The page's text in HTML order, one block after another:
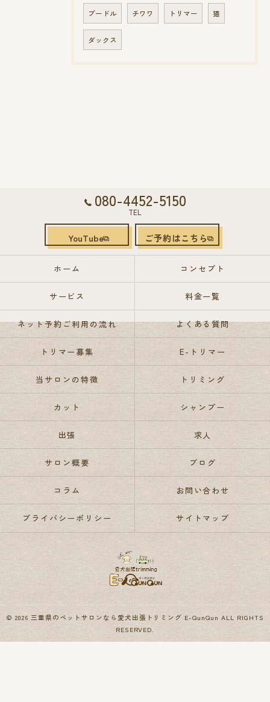
プードル チワワ トリマー 猫
ダックス
080-4452-5150
TEL
YouTube ご予約はこちら
ホーム コンセプト
サービス 料金一覧
ネット予約ご利用の流れ よくある質問
トリマー募集 E-トリマー
当サロンの特徴 トリミング
カット シャンプー
出張 求人
サロン概要 ブログ
コラム お問い合わせ
プライバシーポリシー サイトマップ
© 2026 三重県のペットサロンなら愛犬出張トリミング E-QunQun ALL RIGHTS
RESERVED.